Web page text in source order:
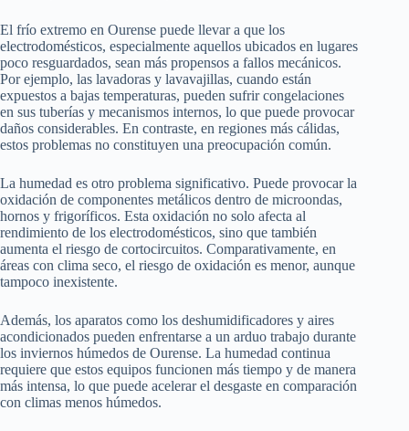
El frío extremo en Ourense puede llevar a que los
electrodomésticos, especialmente aquellos ubicados en lugares
poco resguardados, sean más propensos a fallos mecánicos.
Por ejemplo, las lavadoras y lavavajillas, cuando están
expuestos a bajas temperaturas, pueden sufrir congelaciones
en sus tuberías y mecanismos internos, lo que puede provocar
daños considerables. En contraste, en regiones más cálidas,
estos problemas no constituyen una preocupación común.
La humedad es otro problema significativo. Puede provocar la
oxidación de componentes metálicos dentro de microondas,
hornos y frigoríficos. Esta oxidación no solo afecta al
rendimiento de los electrodomésticos, sino que también
aumenta el riesgo de cortocircuitos. Comparativamente, en
áreas con clima seco, el riesgo de oxidación es menor, aunque
tampoco inexistente.
Además, los aparatos como los deshumidificadores y aires
acondicionados pueden enfrentarse a un arduo trabajo durante
los inviernos húmedos de Ourense. La humedad continua
requiere que estos equipos funcionen más tiempo y de manera
más intensa, lo que puede acelerar el desgaste en comparación
con climas menos húmedos.